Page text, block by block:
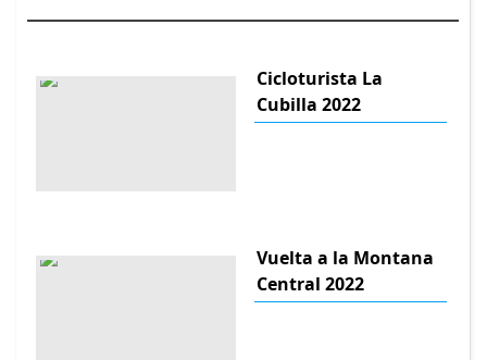
Cicloturista La
Cubilla 2022
Vuelta a la Montana
Central 2022